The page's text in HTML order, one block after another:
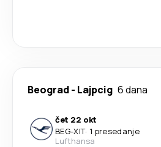
Beograd- Lajpcig 6 dana
čet 22 okt
BEG-XIT· 1 presedanje
Lufthansa